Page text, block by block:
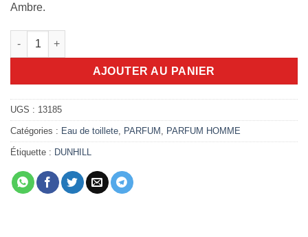
Ambre.
quantité de Dunhill Desire Blue 100ml edt
AJOUTER AU PANIER
UGS : 13185
Catégories : Eau de toillete PARFUM PARFUM HOMME
Étiquette : DUNHILL